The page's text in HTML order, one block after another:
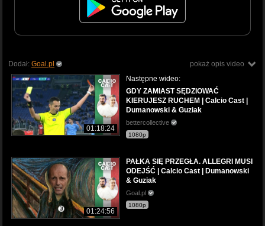
pokaż opis video
Dodał: Goal.pl
01:18:24
Następne wideo:
GDY ZAMIAST SĘDZIOWAĆ
KIERUJESZ RUCHEM | Calcio Cast |
Dumanowski & Guziak
bettercollective
1080p
01:24:56
PAŁKA SIĘ PRZEGŁA. ALLEGRI MUSI
ODEJŚĆ | Calcio Cast | Dumanowski
& Guziak
Goal.pl
1080p